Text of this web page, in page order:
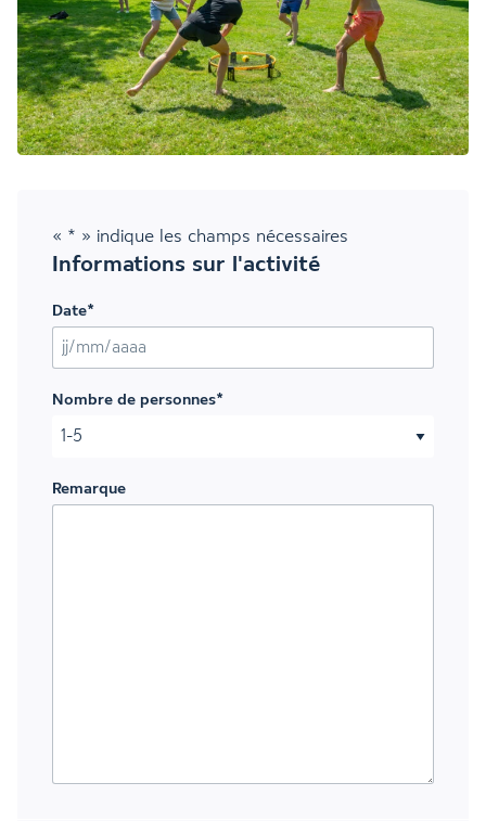
« * » indique les champs nécessaires
Informations sur l'activité
Date*
JJ slash MM slash AAAA
Nombre de personnes*
Remarque